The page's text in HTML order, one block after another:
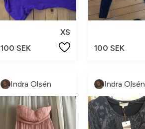
XS
100 SEK
100 SEK
Indra Olsén Indra Olsén